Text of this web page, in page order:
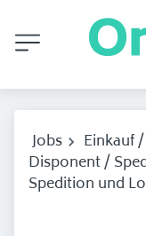
Jobs
Einkauf
Disponent /
Spedition und